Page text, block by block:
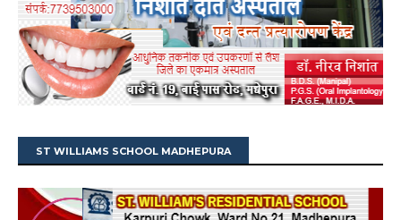
ST WILLIAMS SCHOOL MADHEPURA